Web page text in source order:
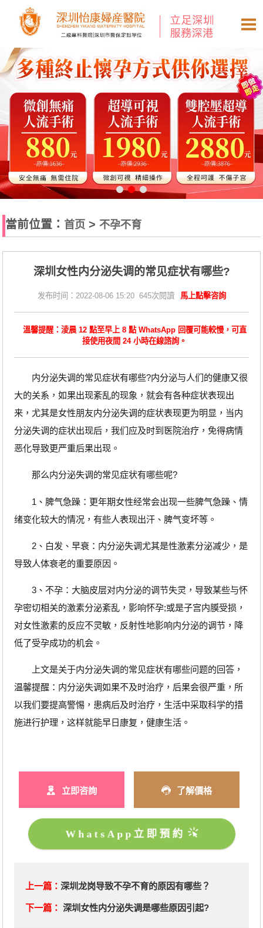
當前位置： 首页 > 不孕不育
深圳女性内分泌失调的常见症状有哪些?
发布时间：2022-08-06 15:20 645次閱讀 馬上點擊咨詢
溫馨提醒：淩晨 12 點至早上 8 點 WhatsApp 回覆可能較慢，可直
接使用夜間 24 小時在線諮詢。
内分泌失调的常见症状有哪些?内分泌与人们的健康又很
大的关系，如果出现紊乱的现象，就会有各种症状表现出
来，尤其是女性朋友内分泌失调的症状表现更为明显，当内
分泌失调的症状出现后，我们应及时到医院治疗，免得病情
恶化导致更严重后果出现。
那么内分泌失调的常见症状有哪些呢?
1、脾气急躁：更年期女性经常会出现一些脾气急躁、情
绪变化较大的情况，有些人表现出汗、脾气变坏等。
2、白发、早衰：内分泌失调尤其是性激素分泌减少，是
导致人体衰老的重要原因。
3、不孕：大脑皮层对内分泌的调节失灵，导致某些与怀
孕密切相关的激素分泌紊乱，影响怀孕;或是子宫内膜受损，
对女性激素的反应不灵敏，反射性地影响内分泌的调节，降
低了受孕成功的机会。
上文是关于内分泌失调的常见症状有哪些问题的回答，
温馨提醒：内分泌失调如果不及时治疗，后果会很严重，所
以我们要提高警惕，患病后及时治疗，生活中采取科学的措
施进行护理，这样就能早日康复，健康生活。
立即咨詢 了解價格
WhatsApp立即預約
上一篇： 深圳龙岗导致不孕不育的原因有哪些？
下一篇： 深圳女性内分泌失调是哪些原因引起?